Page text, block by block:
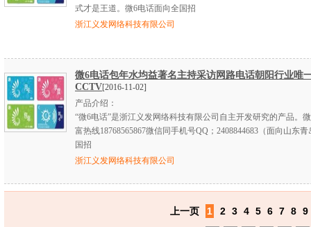
式才是王道。微6电话面向全国招
浙江义发网络科技有限公司
微6电话包年水均益著名主持采访网路电话朝阳行业唯
CCTV[2016-11-02]
产品介绍：
“微6电话”是浙江义发网络科技有限公司自主开发研究的产品。
富热线18768565867微信同手机号QQ；2408844683（面向山东
国招
浙江义发网络科技有限公司
上一页 1 2 3 4 5 6 7 8 9